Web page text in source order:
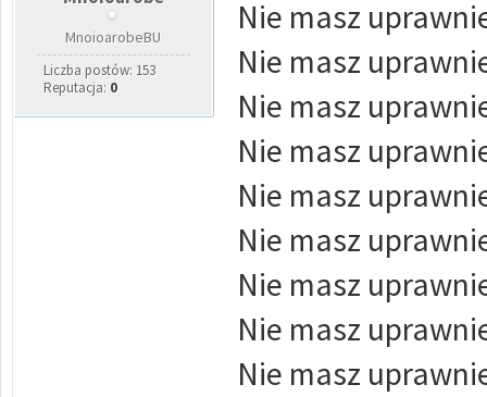
MnoioarobeBU
Liczba postów: 153
Reputacja: 0
Nie masz
Nie masz
Nie masz
Nie masz
Nie masz
Nie masz
Nie masz
Nie masz
Nie masz